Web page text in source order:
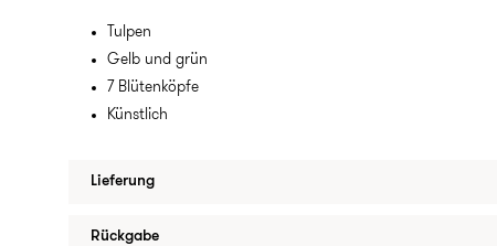
Tulpen
Gelb und grün
7 Blütenköpfe
Künstlich
Lieferung
Rückgabe